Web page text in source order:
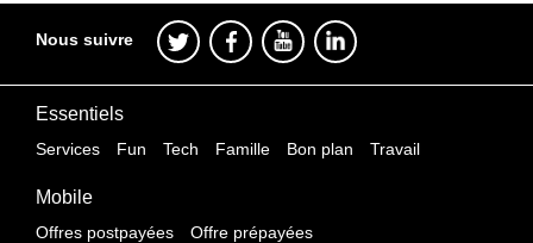
Nous suivre
Essentiels
Services Fun Tech Famille Bon plan Travail
Mobile
Offres postpayées Offre prépayées